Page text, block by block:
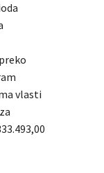
vlasti